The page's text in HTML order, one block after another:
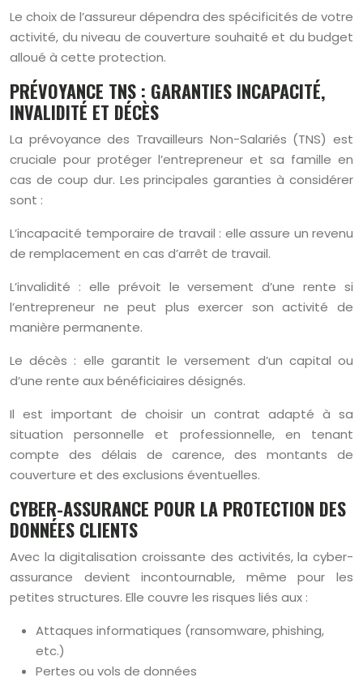
Le choix de l’assureur dépendra des spécificités de votre
activité, du niveau de couverture souhaité et du budget
alloué à cette protection.
PRÉVOYANCE TNS : GARANTIES INCAPACITÉ,
INVALIDITÉ ET DÉCÈS
La prévoyance des Travailleurs Non-Salariés (TNS) est
cruciale pour protéger l’entrepreneur et sa famille en
cas de coup dur. Les principales garanties à considérer
sont :
L’incapacité temporaire de travail : elle assure un revenu
de remplacement en cas d’arrêt de travail.
L’invalidité : elle prévoit le versement d’une rente si
l’entrepreneur ne peut plus exercer son activité de
manière permanente.
Le décès : elle garantit le versement d’un capital ou
d’une rente aux bénéficiaires désignés.
Il est important de choisir un contrat adapté à sa
situation personnelle et professionnelle, en tenant
compte des délais de carence, des montants de
couverture et des exclusions éventuelles.
CYBER-ASSURANCE POUR LA PROTECTION DES
DONNÉES CLIENTS
Avec la digitalisation croissante des activités, la cyber-
assurance devient incontournable, même pour les
petites structures. Elle couvre les risques liés aux :
Attaques informatiques (ransomware, phishing,
etc.)
Pertes ou vols de données